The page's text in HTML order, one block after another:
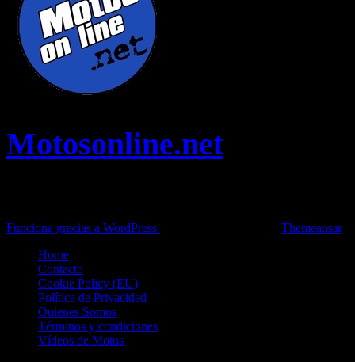
Motosonline.net
Funciona gracias a WordPress
Themeansar.
Home
Contacto
Cookie Policy (EU)
Política de Privacidad
Quienes Somos
Términos y condiciones
Vídeos de Motos